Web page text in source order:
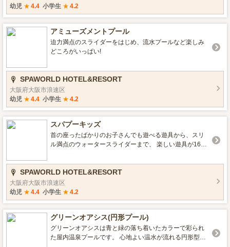
幼児 ★ 4.4 小学生 ★ 4.2
アミューズメントプール
迫力満点のスライダーをはじめ、流水プールなど楽しみ
どころがいっぱい!
SPAWORLD HOTEL&RESORT
大阪府大阪市浪速区
幼児 ★ 4.4 小学生 ★ 4.2
スパプーキッズ
首の座ったばかりのお子さんでも遊べる遊具から、スリ
ル満点のウォータースライダーまで、 楽しい遊具が16種
SPAWORLD HOTEL&RESORT
大阪府大阪市浪速区
幼児 ★ 4.4 小学生 ★ 4.2
グリーンオアシス(円形プール)
グリーンオアシスは青と緑の落ち着いたカラーで彩られ
た屋内温泉プールです。 心地よい温水が流れる円形型プ